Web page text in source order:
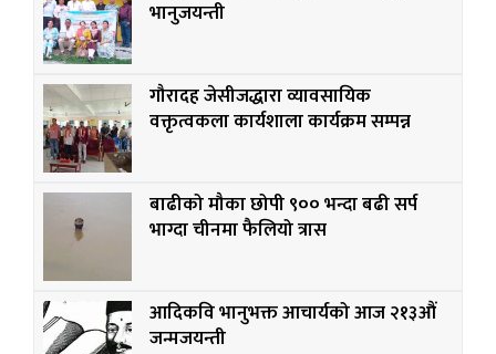
भानुजयन्ती
गौरादह जेसीजद्धारा व्यावसायिक
वक्तृत्वकला कार्यशाला कार्यक्रम सम्पन्न
बाढीको मौका छोपी ९०० भन्दा बढी सर्प
भाग्दा चीनमा फैलियो त्रास
आदिकवि भानुभक्त आचार्यको आज २१३औं
जन्मजयन्ती